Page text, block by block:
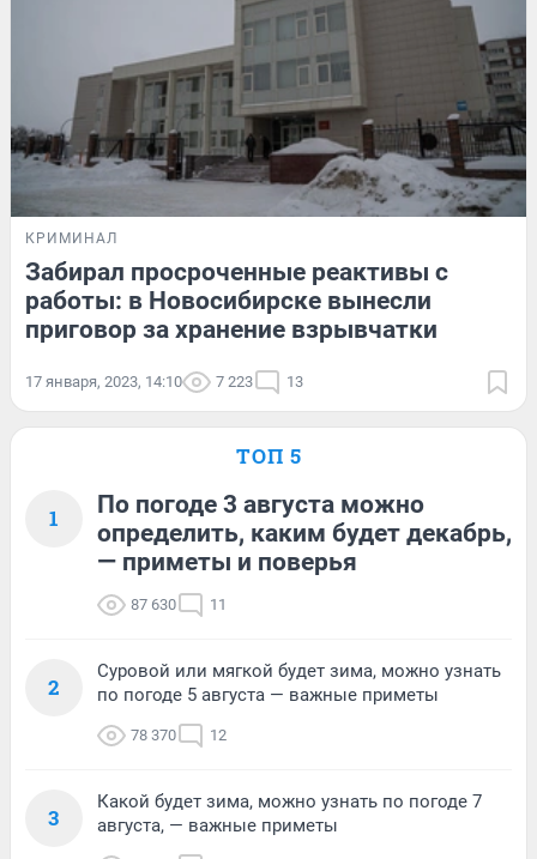
КРИМИНАЛ
Забирал просроченные реактивы с
работы: в Новосибирске вынесли
приговор за хранение взрывчатки
17 января, 2023, 14:10 7 223 13
ТОП 5
1
По погоде 3 августа можно
определить, каким будет декабрь,
— приметы и поверья
87 630 11
2
Суровой или мягкой будет зима, можно узнать
по погоде 5 августа — важные приметы
78 370 12
3
Какой будет зима, можно узнать по погоде 7
августа, — важные приметы